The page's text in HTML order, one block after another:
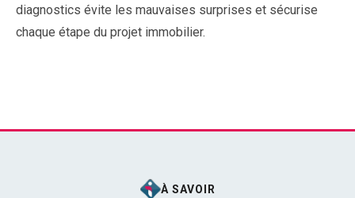
diagnostics évite les mauvaises surprises et sécurise
chaque étape du projet immobilier.
À SAVOIR